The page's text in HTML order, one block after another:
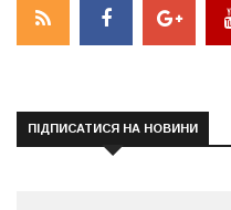
ПІДПИСАТИСЯ НА НОВИНИ